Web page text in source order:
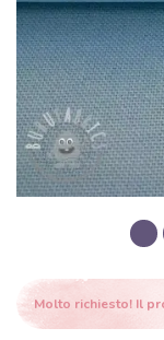
Molto richiesto! Il